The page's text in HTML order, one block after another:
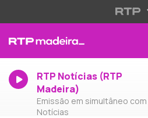
RTP Notícias (RTP
Madeira)
Emissão em simultâneo com
Notícias